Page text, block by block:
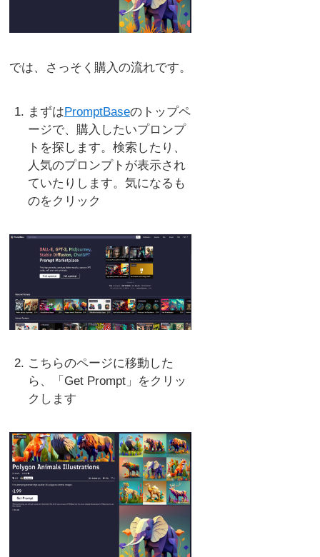
では、さっそく購入の流れです。
まずは PromptBaseのトップペ
ージで、購入したいプロンプ
トを探します。検索したり、
人気のプロンプトが表示され
ていたりします。気になるも
のをクリック
こちらのページに移動した
ら、「Get Prompt」をクリッ
クします